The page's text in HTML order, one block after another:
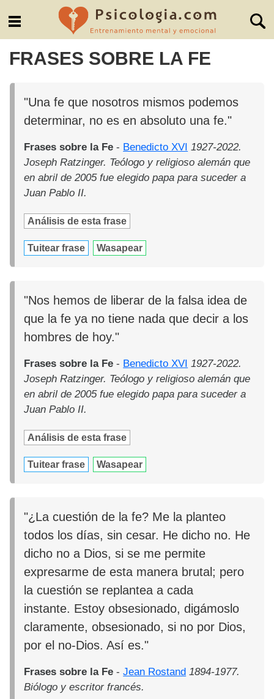
FRASES SOBRE LA FE
"Una fe que nosotros mismos podemos
determinar, no es en absoluto una fe."
Frases sobre la Fe - Benedicto XVI 1927-2022.
Joseph Ratzinger. Teólogo y religioso alemán que
en abril de 2005 fue elegido papa para suceder a
Juan Pablo II.
Análisis de esta frase
Tuitear frase Wasapear
"Nos hemos de liberar de la falsa idea de
que la fe ya no tiene nada que decir a los
hombres de hoy."
Frases sobre la Fe - Benedicto XVI 1927-2022.
Joseph Ratzinger. Teólogo y religioso alemán que
en abril de 2005 fue elegido papa para suceder a
Juan Pablo II.
Análisis de esta frase
Tuitear frase Wasapear
"¿La cuestión de la fe? Me la planteo
todos los días, sin cesar. He dicho no. He
dicho no a Dios, si se me permite
expresarme de esta manera brutal; pero
la cuestión se replantea a cada
instante. Estoy obsesionado, digámoslo
claramente, obsesionado, si no por Dios,
por el no-Dios. Así es."
Frases sobre la Fe -Jean Rostand 1894-1977.
Biólogo y escritor francés.